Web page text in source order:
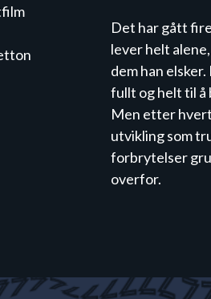
Det har gått
lever helt
dem han
fullt og helt til å
Men etter
utvikling som
forbrytelser
overfor.